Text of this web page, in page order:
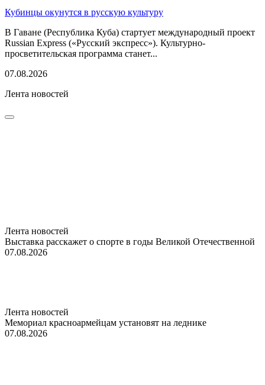
Кубинцы окунутся в русскую культуру
В Гаване (Республика Куба) стартует международный проект
Russian Express («Русский экспресс»). Культурно-
просветительская программа станет...
07.08.2026
Лента новостей
Лента новостей
Выставка расскажет о спорте в годы Великой Отечественной
07.08.2026
Лента новостей
Мемориал красноармейцам установят на леднике
07.08.2026